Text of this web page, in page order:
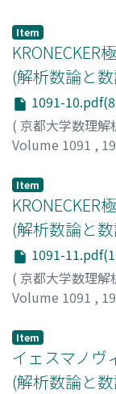
Item
KRONECKER
(解析数論と
1091-
( 京都大学数理解
Volume 1091 ,
Item
KRONECKER
(解析数論と
1091-
( 京都大学数理解
Volume 1091 ,
Item
イェスマノヴ
(解析数論と